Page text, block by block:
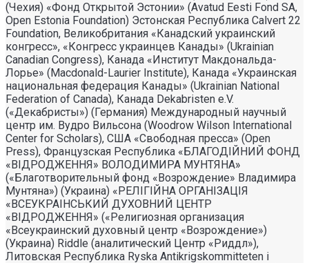
(Чехия) «Фонд Открытой Эстонии» (Avatud Eesti Fond SA,
Open Estonia Foundation) Эстонская Республика Calvert 22
Foundation, Великобритания «Канадский украинский
конгресс», «Конгресс украинцев Канады» (Ukrainian
Canadian Congress), Канада «Институт Макдональда-
Лорье» (Macdonald-Laurier Institute), Канада «Украинская
национальная федерация Канады» (Ukrainian National
Federation of Canada), Канада Dekabristen e.V.
(«Декабристы») (Германия) Международный научный
центр им. Вудро Вильсона (Woodrow Wilson International
Center for Scholars), США «Свободная пресса» (Open
Press), Французская Республика «БЛАГОДIЙНИЙ ФОНД
«ВIДРОДЖЕННЯ» ВОЛОДИМИРА МУНТЯНА»
(«Благотворительный фонд «Возрождение» Владимира
Мунтяна») (Украина) «РЕЛIГIЙНА ОРГАНIЗАЦIЯ
«ВСЕУКРАIНСЬКИЙ ДУХОВНИЙ ЦЕНТР
«ВIДРОДЖЕННЯ» («Религиозная организация
«Всеукраинский духовный центр «Возрождение»)
(Украина) Riddle (аналитический Центр «Риддл»),
Литовская Республика Ryska Antikrigskommitteten i